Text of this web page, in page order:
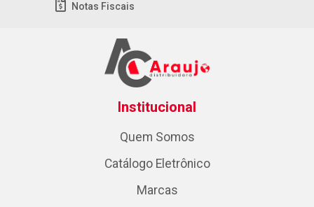
Notas Fiscais
Institucional
Quem Somos
Catálogo Eletrônico
Marcas